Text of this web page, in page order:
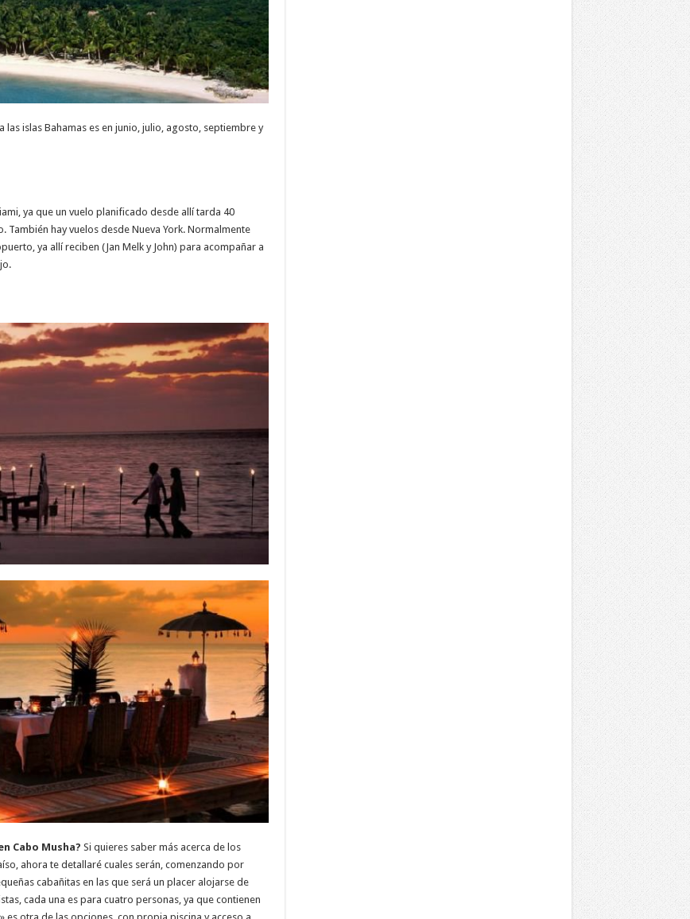
las islas Bahamas es en junio, julio, agosto, septiembre y
ya que un vuelo planificado desde allí tarda 40
hay vuelos desde Nueva York. Normalmente
ya allí reciben (Jan Melk y John) para acompañar a
Cabo Musha? Si quieres saber más acerca de los
ahora te detallaré cuales serán, comenzando por
cabañitas en las que será un placer alojarse de
cada una es para cuatro personas, ya que contienen